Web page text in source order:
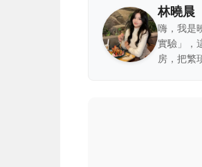
林曉晨
嗨，我是
實驗」，
房，把繁